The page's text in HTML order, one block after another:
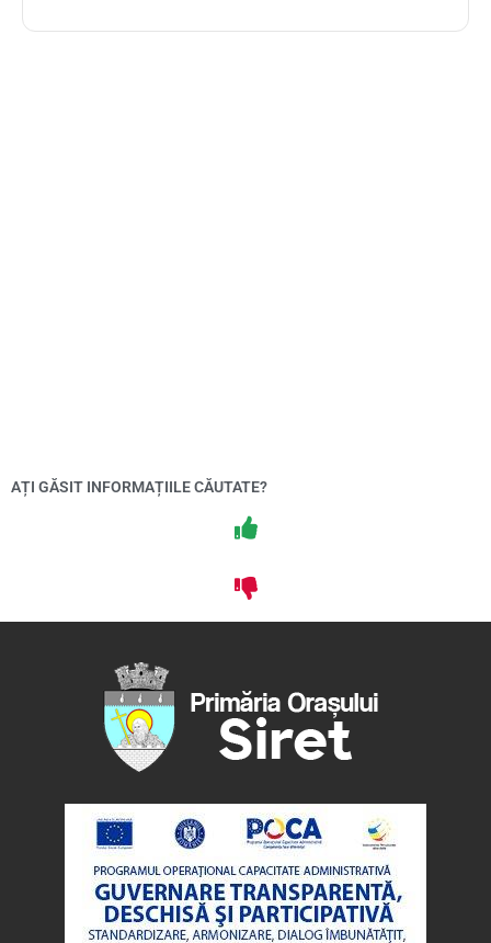
AȚI GĂSIT INFORMAȚIILE CĂUTATE?